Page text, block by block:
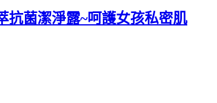
抗菌潔淨露~呵護女孩私密肌